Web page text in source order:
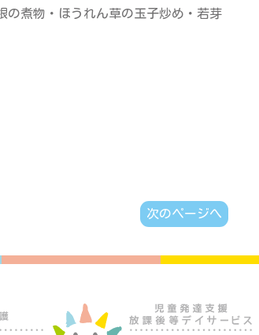
の煮物・ほうれん草の玉子炒め・若芽
次のページへ